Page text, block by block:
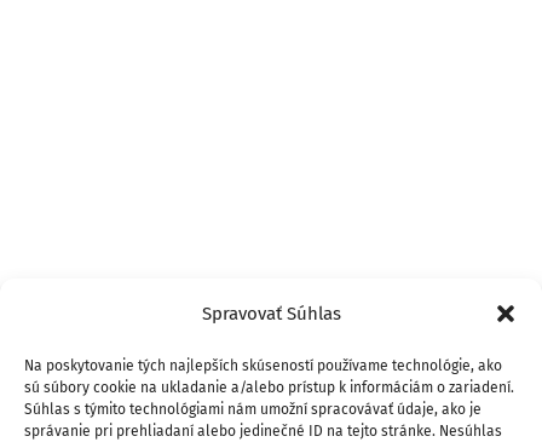
Spravovať Súhlas
Na poskytovanie tých najlepších skúseností používame technológie, ako
sú súbory cookie na ukladanie a/alebo prístup k informáciám o zariadení.
Súhlas s týmito technológiami nám umožní spracovávať údaje, ako je
správanie pri prehliadaní alebo jedinečné ID na tejto stránke. Nesúhlas